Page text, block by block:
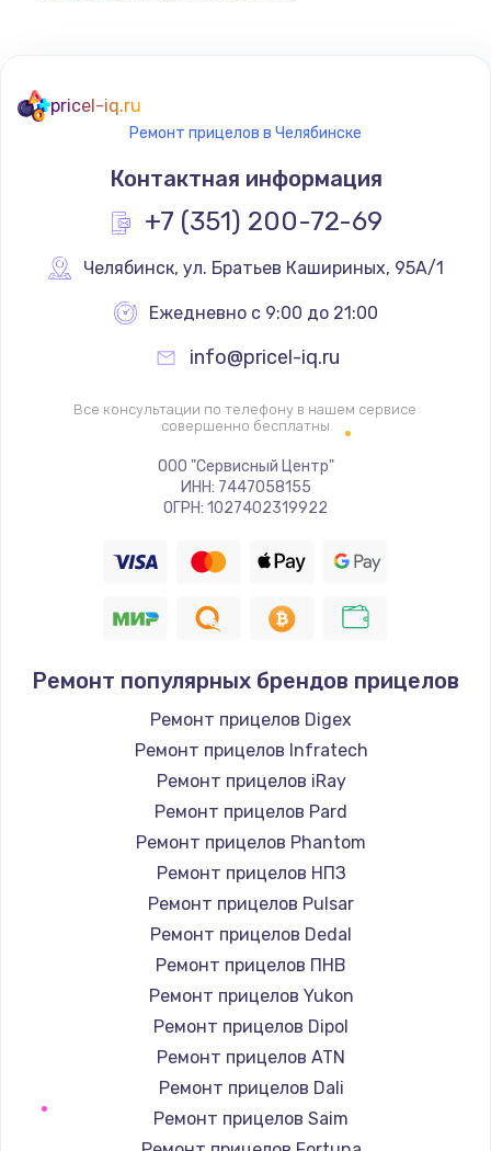
Замена термостата
1200 руб.
Заказать
Замена реле
700 руб.
Заказать
Замена ТЭНа
Заказать
Замена шнура
Заказать
Замена / ремонт электронного модуля
управления
600 руб.
Заказать
Замена конфорки
Заказать
Замена платы сенсора
Заказать
Замена регулятора режимов конфорки
pricel-iq.ru
Ремонт прицелов в Челябинске
Контактная информация
+7 (351) 200-72-69
Челябинск, ул. Братьев Кашириных, 95А/1
Ежедневно с 9:00 до 21:00
info@pricel-iq.ru
Все консультации по телефону в нашем сервисе
совершенно бесплатны
ООО "Сервисный Центр"
ИНН: 7447058155
ОГРН: 1027402319922
Ремонт популярных брендов прицелов
Ремонт прицелов Digex
Ремонт прицелов Infratech
Ремонт прицелов iRay
Ремонт прицелов Pard
Ремонт прицелов Phantom
Ремонт прицелов НПЗ
Ремонт прицелов Pulsar
Ремонт прицелов Dedal
Ремонт прицелов ПНВ
Ремонт прицелов Yukon
Ремонт прицелов Dipol
Ремонт прицелов ATN
Ремонт прицелов Dali
Ремонт прицелов Saim